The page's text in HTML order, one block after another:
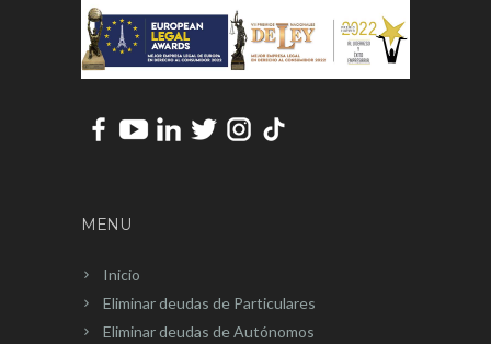
MENU
Inicio
Eliminar deudas de Particulares
Eliminar deudas de Autónomos